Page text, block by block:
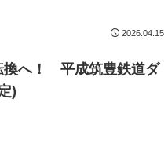
2026.04.15
換へ！ 平成筑豊鉄道ダ
)